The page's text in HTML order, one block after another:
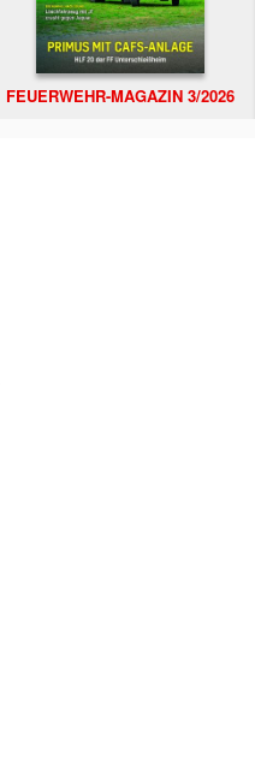
FEUERWEHR-MAGAZIN 3/2026